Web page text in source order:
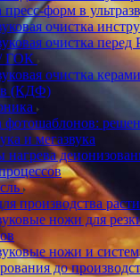
форм в
очистка
очистка
/ ГОК
очистка
(КДФ)
фотошаблонов:
и мегазвука
нагрева
производства
ножи для
ножи и
до